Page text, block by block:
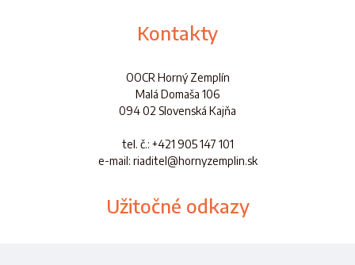
Kontakty
OOCR Horný Zemplín
Malá Domaša 106
094 02 Slovenská Kajňa
tel. č.: +421 905 147 101
e-mail: riaditel@hornyzemplin.sk
Užitočné odkazy